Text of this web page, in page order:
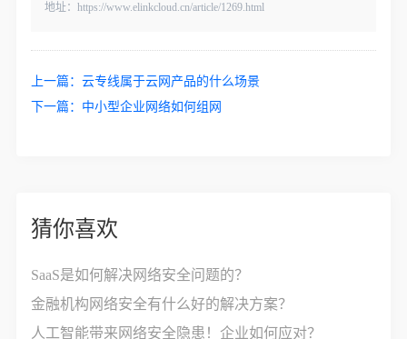
地址：https://www.elinkcloud.cn/article/1269.html
上一篇：云专线属于云网产品的什么场景
下一篇： 中小型企业网络如何组网
猜你喜欢
SaaS是如何解决网络安全问题的？
金融机构网络安全有什么好的解决方案？
人工智能带来网络安全隐患！企业如何应对？